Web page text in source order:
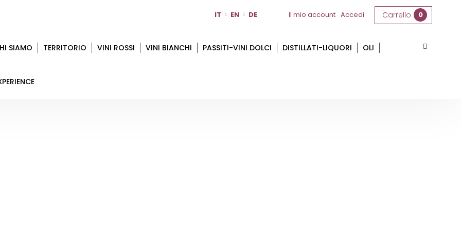
Il mio account Accedi Carrello 0
IT EN DE
SIAMO TERRITORIO VINI ROSSI VINI BIANCHI PASSITI-VINI DOLCI DISTILLATI-LIQUORI OLI